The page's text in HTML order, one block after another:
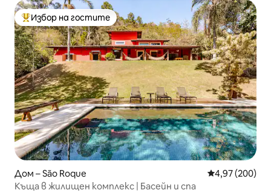
Най-популярен избор на гостите
Избор на гостите
Дом – São Roque Средна
4,97 (200)
Къща в жилищен комплекс | Басейн и спа